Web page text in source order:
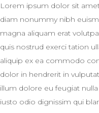
Lorem ipsum dolor sit
diam nonummy nibh
magna aliquam erat
quis nostrud exerci tation
aliquip ex ea commodo
dolor in hendrerit in
illum dolore eu feugiat
iusto odio dignissim qui